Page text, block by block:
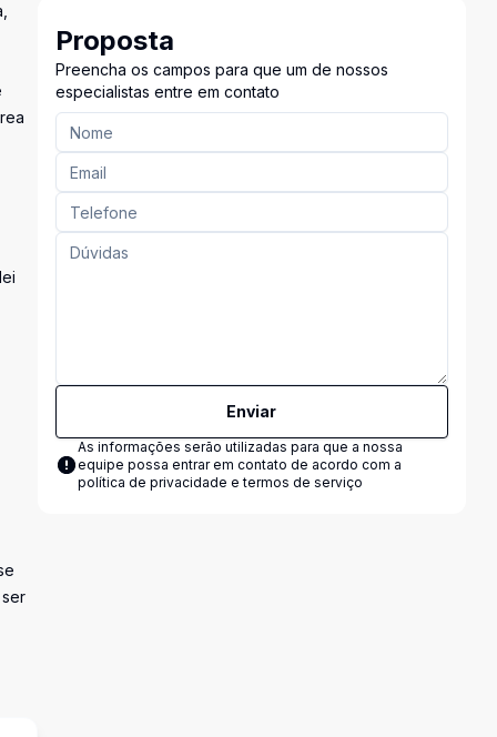
Proposta
Preencha os campos para que um de nossos
especialistas entre em contato
Enviar
As informações serão utilizadas para que a nossa
equipe possa entrar em contato de acordo com a
política de privacidade e termos de serviço